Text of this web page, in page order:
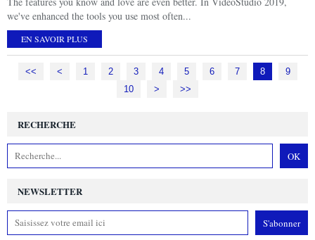
we've enhanced the tools you use most often...
EN SAVOIR PLUS
<< < 1 2 3 4 5 6 7 8
9
10
20
> >>
NEWSLETTER
RECHERCHE